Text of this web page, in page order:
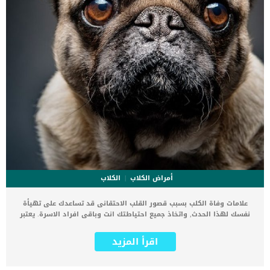
أمراض الكلاب
الكلاب
علامات وفاة الكلب بسبب قصور القلب الاحتقانى قد تساعدك على تهيأة
نفسك لهذا الحدث, واتخاذ جميع احتياطتك انت وباقى افراد الاسرة. يعتبر
يتعرض لها جميع الكائنات الحية بما فى ذلك الكلاب والقطط. كما ان القلب
يعتبر عضوا رئيسيا فى جسم الكلاب, واى قصور به يعتبر قصور فى باقى
اقرأ المزيد